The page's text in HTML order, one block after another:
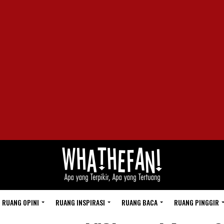
RUANG OPINI RUANG INSPIRASI RUANG BACA RUANG PINGGIR